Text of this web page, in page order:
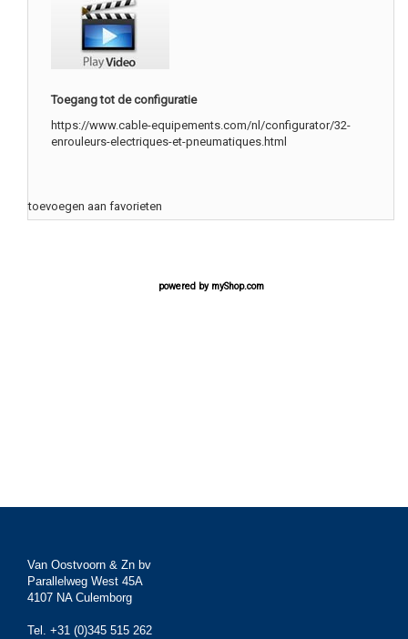
Toegang tot de configuratie
https://www.cable-equipements.com/nl/configurator/32-
enrouleurs-electriques-et-pneumatiques.html
toevoegen aan favorieten
powered by myShop.com
Van Oostvoorn & Zn bv
Parallelweg West 45A
4107 NA Culemborg
Tel. +31 (0)345 515 262